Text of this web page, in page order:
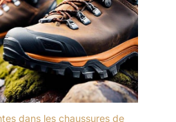
dans les chaussures de